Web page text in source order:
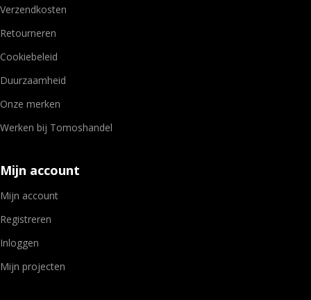
Verzendkosten
Retourneren
Cookiebeleid
Duurzaamheid
Onze merken
Werken bij Tomoshandel
Mijn account
Mijn account
Registreren
Inloggen
Mijn projecten